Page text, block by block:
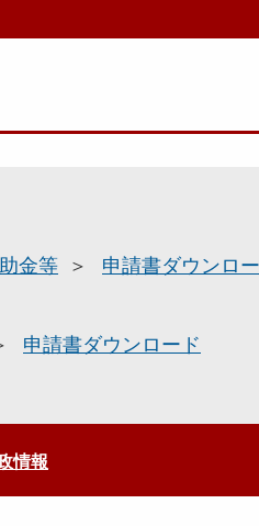
金等
申請書ダウンロ
申請書ダウンロード
情報